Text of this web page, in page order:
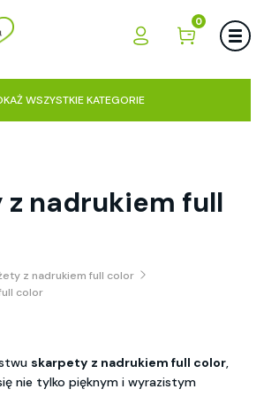
0
WSZYSTKIE KATEGORIE
z nadrukiem full
z nadrukiem full color
color
skarpety z nadrukiem full color,
nie tylko pięknym i wyrazistym